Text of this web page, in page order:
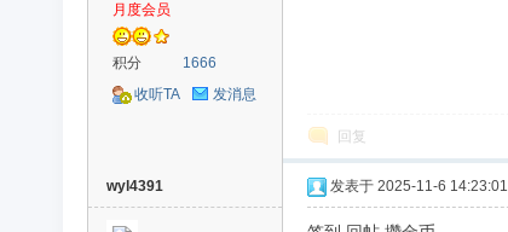
月度会员
积分
1666
收听TA
发消息
回复
wyl4391 发表于 2025-11-6 14:23:01